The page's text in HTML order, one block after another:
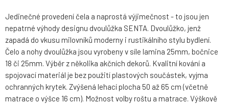
Jedinečné provedení čela a naprostá výjimečnost - to jsou jen
nepatrné výhody designu dvoulůžka SENTA. Dvoulůžko, jenž
zapadá do vkusu milovníků moderny i rustikálního stylu bydlení.
Čelo a nohy dvoulůžka jsou vyrobeny v síle lamina 25mm, bočnice
18 či 25mm. Výběr z několika akčních dekorů. Kvalitní kování a
spojovací materiál je bez použití plastových součástek, vyjma
ochranných krytek. Zvýšená lehací plocha 50 až 65 cm (včetně
matrace o výšce 16 cm). Možnost volby roštu a matrace. Výškově